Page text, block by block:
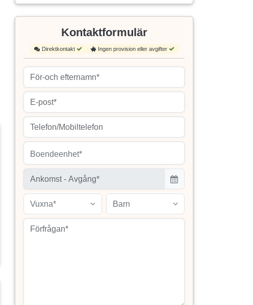
Kontaktformulär
Direktkontakt Ingen provision eller avgifter
Boendeenhet*
Vuxna* Barn